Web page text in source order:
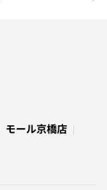
モール京橋店